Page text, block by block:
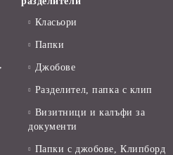
Класьори
Папки
Джобове
Разделител, папка с клип
Визитници и калъфи за
документи
Папки с джобове, Клипборд